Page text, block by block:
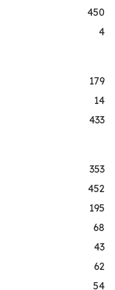
450
4
179
14
433
353
452
195
68
43
62
54